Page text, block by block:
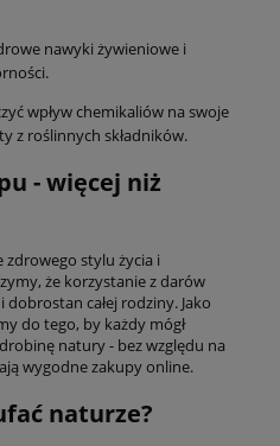
nawyki żywieniowe i
wpływ chemikaliów na swoje
z roślinnych składników.
- więcej niż
stylu życia i
że korzystanie z darów
całej rodziny. Jako
do tego, by każdy mógł
natury - bez względu na
wygodne zakupy online.
naturze?